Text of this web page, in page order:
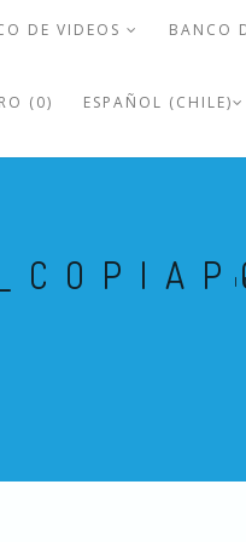
DE VIDEOS BANCO
(0) ESPAÑOL (CHILE)